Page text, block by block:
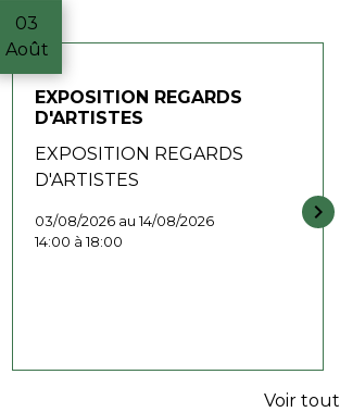
03
Août
EXPOSITION REGARDS
D'ARTISTES
EXPOSITION REGARDS
D'ARTISTES
03/08/2026 au 14/08/2026
14:00 à 18:00
keyboard_arrow_right
Voir tout